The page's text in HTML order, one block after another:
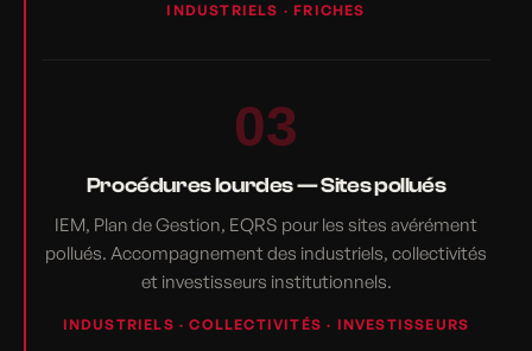
INDUSTRIELS · FRICHES
03
Procédures lourdes — Sites pollués
IEM, Plan de Gestion, EQRS pour les sites avérément
pollués. Accompagnement des industriels, collectivités
et investisseurs institutionnels.
INDUSTRIELS · COLLECTIVITÉS · INVESTISSEURS